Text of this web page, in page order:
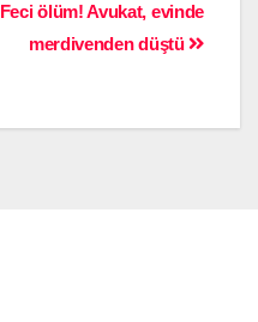
Feci ölüm! Avukat, evinde
merdivenden düştü